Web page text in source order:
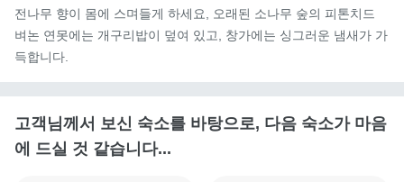
전나무 향이 몸에 스며들게 하세요, 오래된 소나무 숲의 피톤치드
벼논 연못에는 개구리밥이 덮여 있고, 창가에는 싱그러운 냄새가 가
득합니다.
고객님께서 보신 숙소를 바탕으로, 다음 숙소가 마음
에 드실 것 같습니다...